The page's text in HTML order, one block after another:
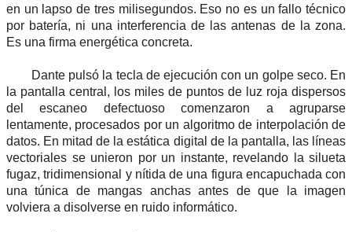
en un lapso de tres milisegundos. Eso no es un fallo técnico
por batería, ni una interferencia de las antenas de la zona.
Es una firma energética concreta.
Dante pulsó la tecla de ejecución con un golpe seco. En
la pantalla central, los miles de puntos de luz roja dispersos
del escaneo defectuoso comenzaron a agruparse
lentamente, procesados por un algoritmo de interpolación de
datos. En mitad de la estática digital de la pantalla, las líneas
vectoriales se unieron por un instante, revelando la silueta
fugaz, tridimensional y nítida de una figura encapuchada con
una túnica de mangas anchas antes de que la imagen
volviera a disolverse en ruido informático.